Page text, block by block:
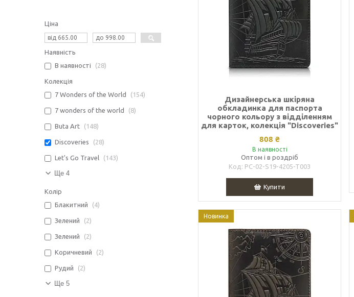
Дизайнерська шкіряна
обкладинка для паспорта
чорного кольору з відділенням
для карток, колекція "Discoveries"
808 ₴
В наявності
Оптом і в роздріб
PC-02-S19-4205-T003
Купити
Новинка
Ціна
Наявність
В наявності
28
Колекція
7 Wonders of the World
154
7 wonders of the world 8
Buta Art 148
Discoveries 28
Let's Go Travel 143
Ще 4
Колір
Блакитний
4
Зелений 2
Зелений 2
Коричневий 2
Рудий 2
Ще 5